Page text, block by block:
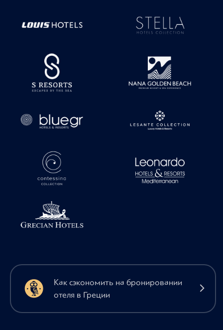
Как сэкономить на бронировании
отеля в Греции